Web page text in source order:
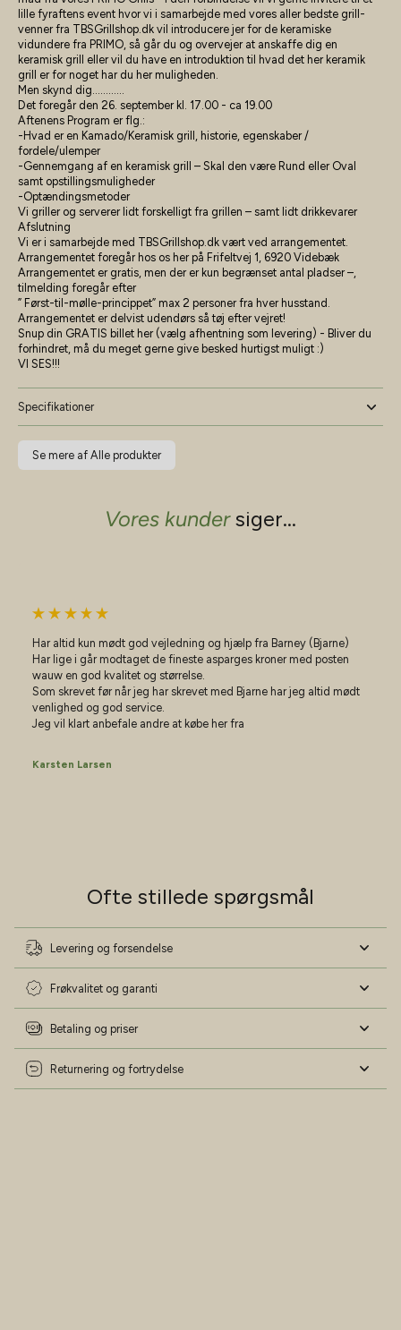
lille fyraftens event hvor vi i samarbejde med vores aller bedste grill-
venner fra TBSGrillshop.dk vil introducere jer for de keramiske
vidundere fra PRIMO, så går du og overvejer at anskaffe dig en
keramisk grill eller vil du have en introduktion til hvad det her keramik
grill er for noget har du her muligheden.
Men skynd dig…………
Det foregår den 26. september kl. 17.00 - ca 19.00
Aftenens Program er flg.:
-Hvad er en Kamado/Keramisk grill, historie, egenskaber /
fordele/ulemper
-Gennemgang af en keramisk grill – Skal den være Rund eller Oval
samt opstillingsmuligheder
-Optændingsmetoder
Vi griller og serverer lidt forskelligt fra grillen – samt lidt drikkevarer
Afslutning
Vi er i samarbejde med TBSGrillshop.dk vært ved arrangementet.
Arrangementet foregår hos os her på Frifeltvej 1, 6920 Videbæk
Arrangementet er gratis, men der er kun begrænset antal pladser –,
tilmelding foregår efter
” Først-til-mølle-princippet” max 2 personer fra hver husstand.
Arrangementet er delvist udendørs så tøj efter vejret!
Snup din GRATIS billet her (vælg afhentning som levering) - Bliver du
forhindret, må du meget gerne give besked hurtigst muligt :)
VI SES!!!
Specifikationer
Se mere af Alle produkter
Vores kundersiger...
Har altid kun mødt god vejledning og hjælp fra Barney (Bjarne)
Har lige i går modtaget de fineste asparges kroner med posten
wauw en god kvalitet og størrelse.
Som skrevet før når jeg har skrevet med Bjarne har jeg altid mødt
venlighed og god service.
Jeg vil klart anbefale andre at købe her fra
Karsten Larsen
Ofte stillede spørgsmål
Levering og forsendelse
Frøkvalitet og garanti
Betaling og priser
Returnering og fortrydelse
Vil du have gode råd til haven?
Vær på forkant med min havekalender 2026
Skriv dig op til mit nyhedsbrev og download min
havekalender helt gratis 📅
Navn
Nej tak - jeg har styr på det!